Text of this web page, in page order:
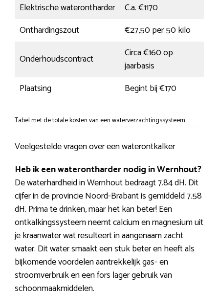
Elektrische waterontharder
C.a. €1170
Onthardingszout
€27,50 per 50 kilo
Onderhoudscontract
Circa €160 op
jaarbasis
Plaatsing
Begint bij €170
Tabel met de totale kosten van een waterverzachtingssysteem
Veelgestelde vragen over een waterontkalker
Heb ik een waterontharder nodig in Wernhout?
De waterhardheid in Wernhout bedraagt 7.84 dH. Dit
cijfer in de provincie Noord-Brabant is gemiddeld 7.58
dH. Prima te drinken, maar het kan beter! Een
ontkalkingssysteem neemt calcium en magnesium uit
je kraanwater wat resulteert in aangenaam zacht
water. Dit water smaakt een stuk beter en heeft als
bijkomende voordelen aantrekkelijk gas- en
stroomverbruik en een fors lager gebruik van